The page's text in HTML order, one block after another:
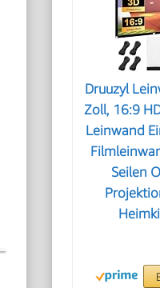
Druuzyl
Zoll, 16:9
Leinwand
Seilen